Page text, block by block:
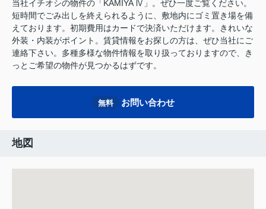
当社イチオシの物件の「KAMIYA Ⅳ」。ぜひ一度ご覧ください。
短時間でごみ出しを終えられるように、敷地内にゴミ置き場を備
えております。初期費用はカードで決済いただけます。きれいな
外装・内装がポイント。賃貸情報をお探しの方は、ぜひ当社にご
連絡下さい。多種多様な物件情報を取り扱っておりますので、き
っとご希望の物件が見つかるはずです。
無料 お問い合わせ
地図